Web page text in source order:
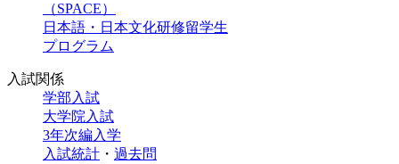
（SPACE）
日本語・日本文化研修留学生
プログラム
入試関係
学部入試
大学院入試
3年次編入学
入試統計 ・ 過去問